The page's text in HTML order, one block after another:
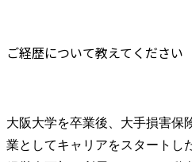
ご経歴について教えてください
大阪大学を卒業後、大手損害保
業としてキャリアをスタートし